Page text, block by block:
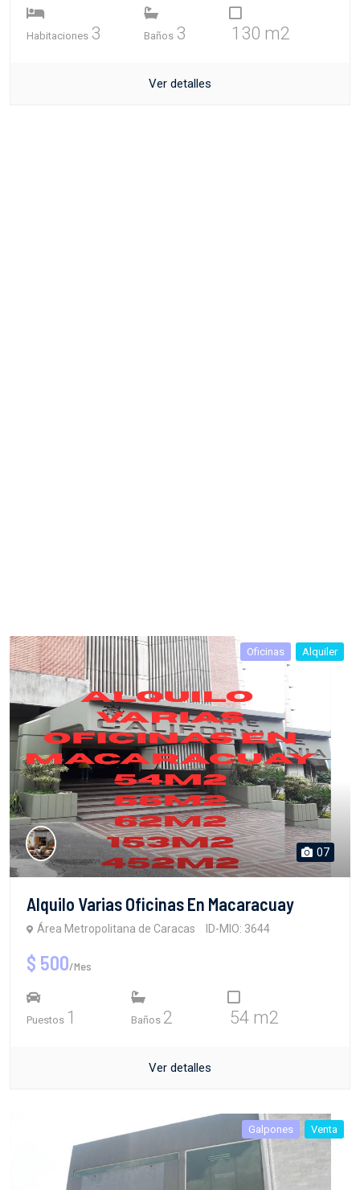
Habitaciones 3 Baños 3 130 m2
Ver detalles
Oficinas Alquiler
07
Alquilo Varias Oficinas En Macaracuay
Área Metropolitana de Caracas ID-MIO: 3644
$ 500/Mes
Puestos 1 Baños 2 54 m2
Ver detalles
Galpones Venta